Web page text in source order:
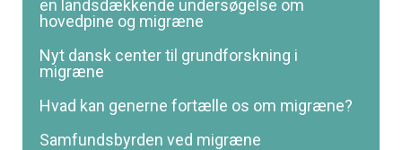
en landsdækkende undersøgelse om
hovedpine og migræne
Nyt dansk center til grundforskning i
migræne
Hvad kan generne fortælle os om migræne?
Samfundsbyrden ved migræne